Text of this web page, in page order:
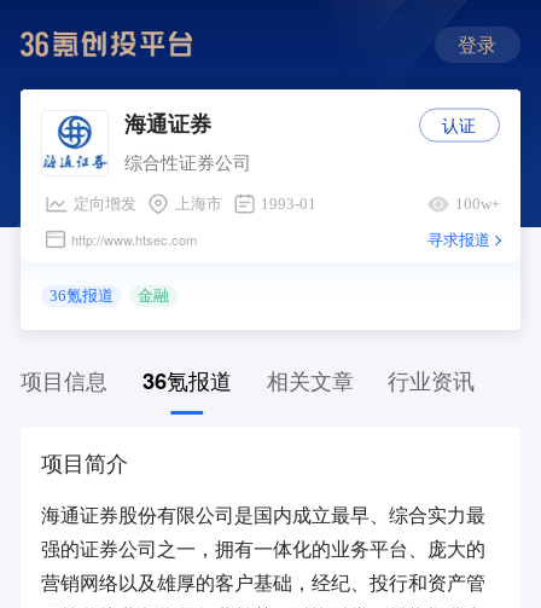
登录
海通证券
综合性证券公司
定向增发 上海市 1993-01 100w+
http://www.htsec.com 寻求报道
36氪报道 金融
认证
项目信息 36氪报道 相关文章 行业资讯
项目简介
海通证券股份有限公司是国内成立最早、综合实力最
强的证券公司之一，拥有一体化的业务平台、庞大的
营销网络以及雄厚的客户基础，经纪、投行和资产管